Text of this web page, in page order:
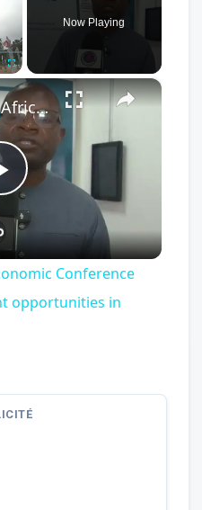
Fullscreen
Now Playing
×
Play
Video
Cote d'Ivoire: African Economic Conference focuses on development opportunities in multipolar world.
Conference
opportunities in